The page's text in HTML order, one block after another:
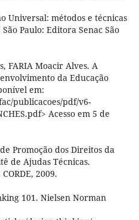
Universal: métodos e técnicas
Paulo: Editora Senac São
FARIA Moacir Alves. A
da Educação
em:
publicacoes/pdf/v6-
Acesso em 5 de
Promoção dos Direitos da
de Ajudas Técnicas.
2009.
101. Nielsen Norman